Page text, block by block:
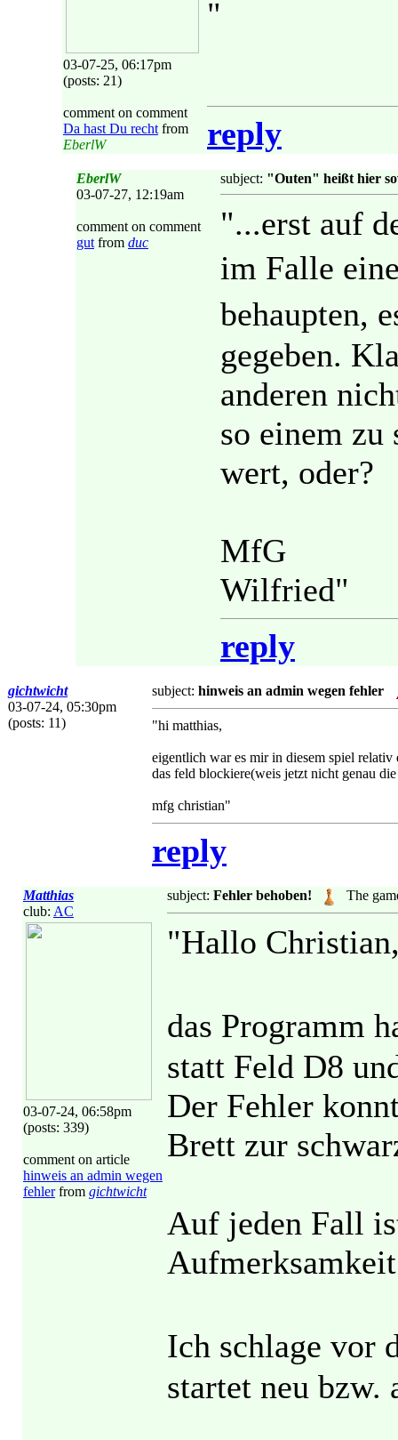
03-07-25, 06:17pm
(posts: 21)
comment on comment
Da hast Du recht from
EberlW
"
reply
EberlW
03-07-27, 12:19am
comment on comment
gut from duc
subject: "Outen" heißt hier
"...erst auf
im Falle
behaupten,
gegeben.
anderen
so einem
wert, oder?
MfG
Wilfried"
reply
gichtwicht
03-07-24, 05:30pm
(posts: 11)
subject: hinweis an admin wegen fehler
"hi matthias,
eigentlich war es mir in diesem spiel
das feld blockiere(weis jetzt nicht genau
mfg christian"
reply
Matthias
club: AC
03-07-24, 06:58pm
(posts: 339)
comment on article
hinweis an admin wegen
fehlerfrom gichtwicht
subject: Fehler behoben! The
"Hallo
das Programm
statt Feld D8
Der Fehler
Brett zur
Auf jeden Fall
Ich schlage vor
startet neu bzw.